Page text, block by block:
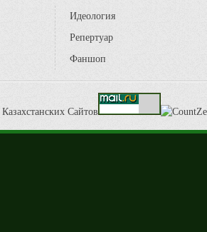
Идеология
Репертуар
Фаншоп